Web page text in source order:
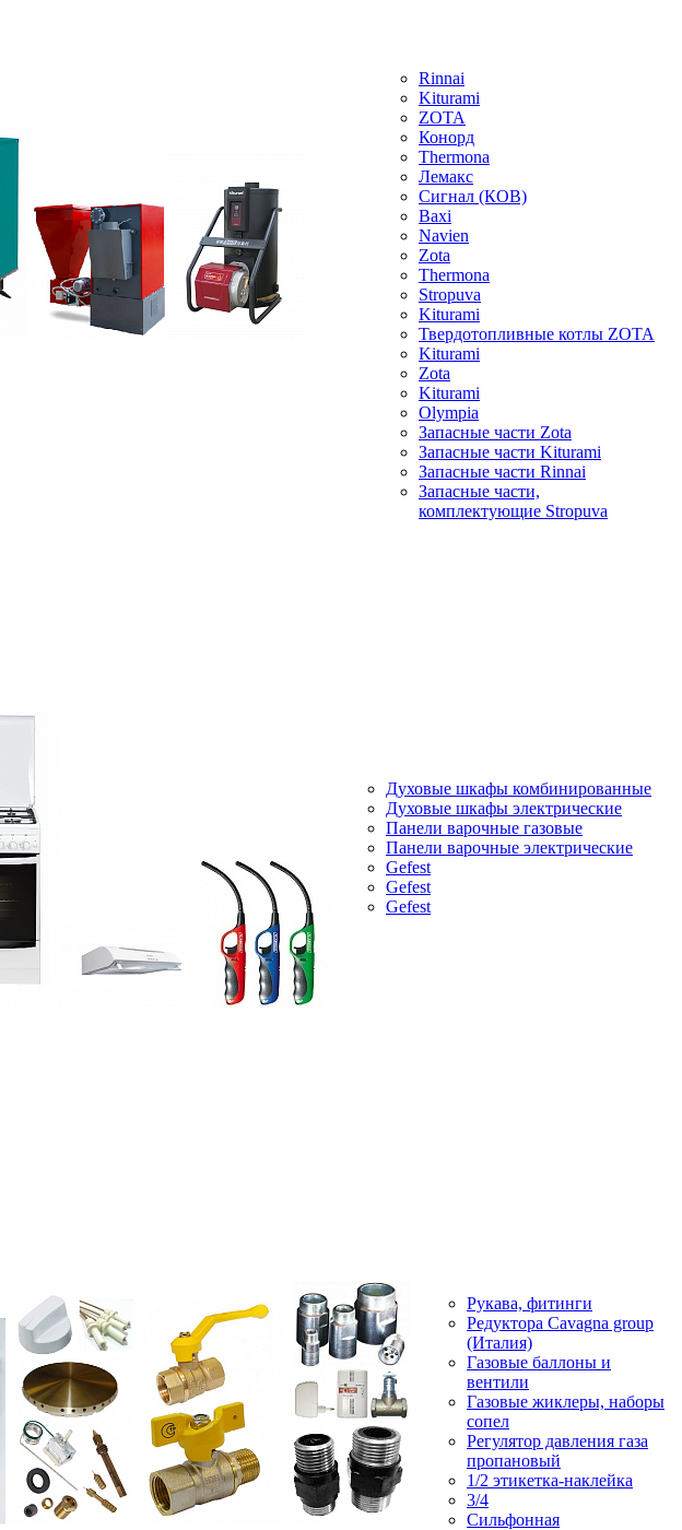
Rinnai
Kiturami
ZOTA
Конорд
Thermona
Лемакс
Сигнал (КОВ)
Baxi
Navien
Zota
Thermona
Stropuva
Kiturami
Твердотопливные котлы ZOTA
Kiturami
Zota
Kiturami
Olympia
Запасные части Zota
Запасные части Kiturami
Запасные части Rinnai
Запасные части,
комплектующие Stropuva
Духовые шкафы комбинированные
Духовые шкафы электрические
Панели варочные газовые
Панели варочные электрические
Gefest
Gefest
Gefest
Рукава, фитинги
Редуктора Cavagna group
(Италия)
Газовые баллоны и
вентили
Газовые жиклеры, наборы
сопел
Регулятор давления газа
пропановый
1/2 этикетка-наклейка
3/4
Сильфонная